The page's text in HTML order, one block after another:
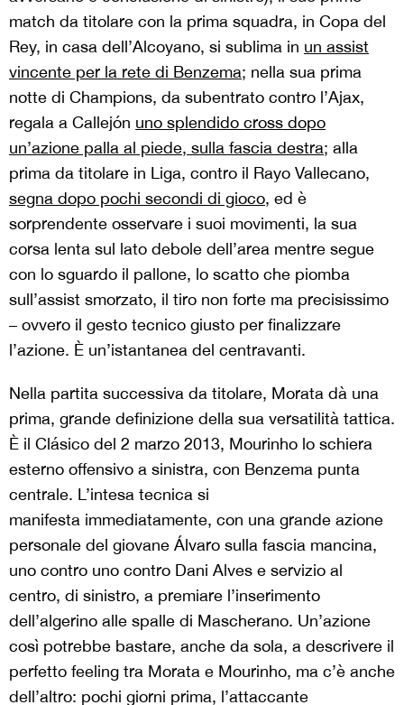
match da titolare con la prima squadra, in Copa del
Rey, in casa dell’Alcoyano, si sublima in un assist
vincente per la rete di Benzema; nella sua prima
notte di Champions, da subentrato contro l’Ajax,
regala a Callejón uno splendido cross dopo
un’azione palla al piede, sulla fascia destra; alla
prima da titolare in Liga, contro il Rayo Vallecano,
segna dopo pochi secondi di gioco, ed è
sorprendente osservare i suoi movimenti, la sua
corsa lenta sul lato debole dell’area mentre segue
con lo sguardo il pallone, lo scatto che piomba
sull’assist smorzato, il tiro non forte ma precisissimo
– ovvero il gesto tecnico giusto per finalizzare
l’azione. È un’istantanea del centravanti.
Nella partita successiva da titolare, Morata dà una
prima, grande definizione della sua versatilità tattica.
È il Clásico del 2 marzo 2013, Mourinho lo schiera
esterno offensivo a sinistra, con Benzema punta
centrale. L’intesa tecnica si
manifesta immediatamente, con una grande azione
personale del giovane Álvaro sulla fascia mancina,
uno contro uno contro Dani Alves e servizio al
centro, di sinistro, a premiare l’inserimento
dell’algerino alle spalle di Mascherano. Un’azione
così potrebbe bastare, anche da sola, a descrivere il
perfetto feeling tra Morata e Mourinho, ma c’è anche
dell’altro: pochi giorni prima, l’attaccante